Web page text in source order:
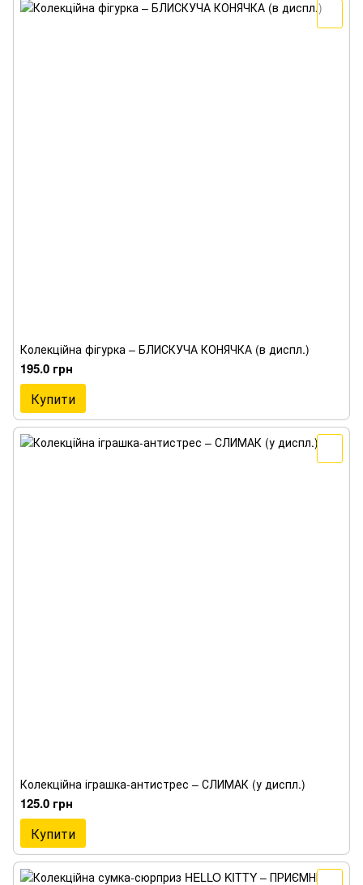
Колекційна фігурка – БЛИСКУЧА КОНЯЧКА (в диспл.)
195.0 грн
Купити
Колекційна іграшка-антистрес – СЛИМАК (у диспл.)
125.0 грн
Купити